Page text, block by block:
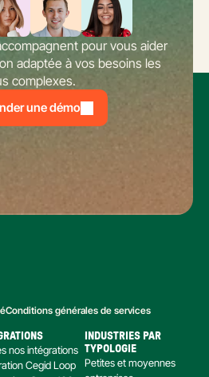
pour vous aider
adaptée à vos besoins les
complexes.
une démo
Conditions générales de services
nos intégrations
Cegid Loop
INDUSTRIES PAR
TYPOLOGIE
Petites et moyennes